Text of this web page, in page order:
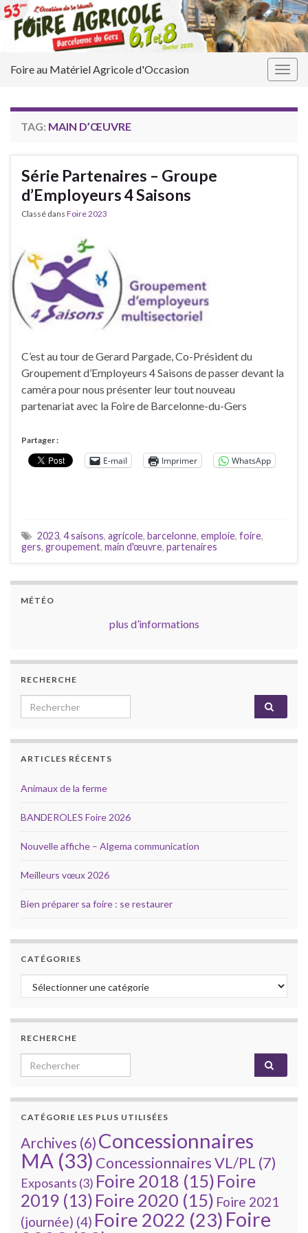
Foire au Matériel Agricole d'Occasion
TAG: MAIN D’ŒUVRE
Série Partenaires – Groupe
d’Employeurs 4 Saisons
Classé dans Foire 2023
C’est au tour de Gerard Pargade, Co-Président du
Groupement d’Employeurs 4 Saisons de passer devant la
caméra pour nous présenter leur tout nouveau
partenariat avec la Foire de Barcelonne-du-Gers
Partager :
E-mail Imprimer WhatsApp
2023, 4 saisons, agricole, barcelonne, emploie, foire,
gers, groupement, main d'œuvre, partenaires
MÉTÉO
plus d’informations
RECHERCHE
Search for:
ARTICLES RÉCENTS
Animaux de la ferme
BANDEROLES Foire 2026
Nouvelle affiche – Algema communication
Meilleurs vœux 2026
Bien préparer sa foire : se restaurer
CATÉGORIES
Catégories
RECHERCHE
Search for:
CATÉGORIE LES PLUS UTILISÉES
Archives (6) Concessionnaires
MA (33) Concessionnaires VL/PL (7)
Exposants (3) Foire 2018 (15) Foire
2019 (13) Foire 2020 (15) Foire 2021
(journée) (4) Foire 2022 (23) Foire